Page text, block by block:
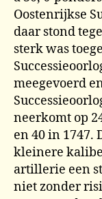
Oostenrijkse
daar stond
sterk was
meegevoerd
neerkomt op
en 40 in 1747.
kleinere
artillerie een
niet zonder